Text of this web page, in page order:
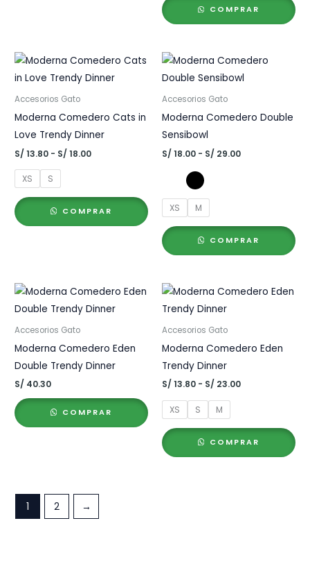
COMPRAR
Accesorios Gato
Moderna Comedero Cats in
Love Trendy Dinner
S/ 13.80 - S/ 18.00Rango
S/ 13.80
hasta
XS S
COMPRAR
Accesorios Gato
Moderna Comedero Double
Sensibowl
S/ 18.00 - S/ 29.00Rango
XS M
COMPRAR
Accesorios Gato
Moderna Comedero Eden
Double Trendy Dinner
S/ 40.30
COMPRAR
Accesorios Gato
Moderna Comedero Eden
Trendy Dinner
S/ 13.80 - S/ 23.00Rango
S/ 13.80
hasta
XS S M
COMPRAR
1 2 →